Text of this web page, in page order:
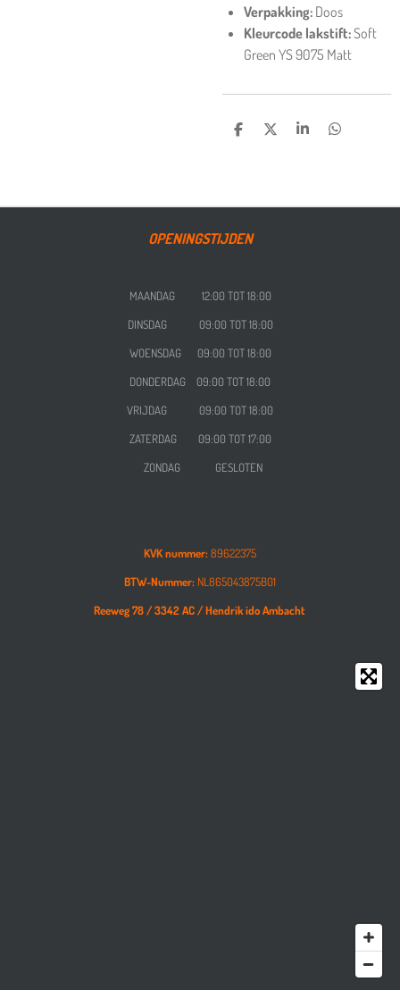
Verpakking: Doos
Kleurcode lakstift:Soft
Green YS 9075 Matt
DELENDEEL SHAREDELEN
OPENINGSTIJDEN
MAANDAG 12:00 TOT 18:00
DINSDAG 09:00 TOT 18:00
WOENSDAG 09:00 TOT 18:00
DONDERDAG 09:00 TOT 18:00
VRIJDAG
09:00 TOT 18:00
ZATERDAG 09:00 TOT 17:00
ZONDAG GESLOTEN
KVK nummer:89622375
BTW-Nummer: NL865043875B01
Reeweg 78 /3342 AC /Hendrik ido Ambacht